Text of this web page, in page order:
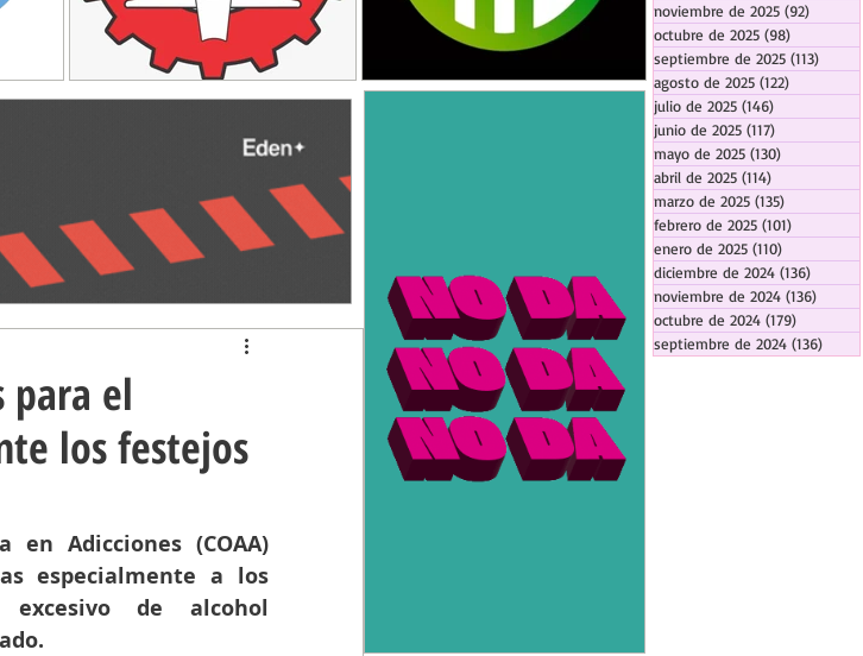
para el
los festejos
Adicciones (COAA)
especialmente a los
de alcohol
noviembre de 2025 (92)
octubre de 2025 (98)
septiembre de 2025 (113)
agosto de 2025 (122)
julio de 2025 (146)
junio de 2025 (117)
mayo de 2025 (130)
abril de 2025 (114)
marzo de 2025 (135)
febrero de 2025 (101)
enero de 2025 (110)
diciembre de 2024 (136)
noviembre de 2024 (136)
octubre de 2024 (179)
septiembre de 2024 (136)